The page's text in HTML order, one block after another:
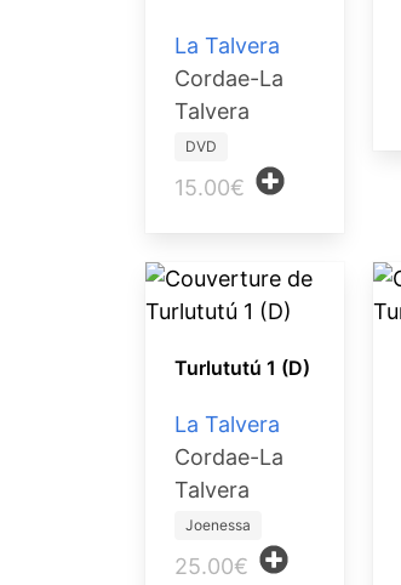
La Talvera
Cordae-La
Talvera
DVD
15.00€
Turlututú 1 (D)
La Talvera
Cordae-La
Talvera
Joenessa
25.00€